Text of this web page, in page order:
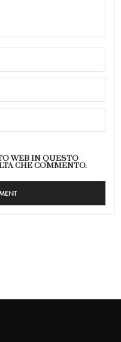
WEB IN QUESTO
CHE COMMENTO.